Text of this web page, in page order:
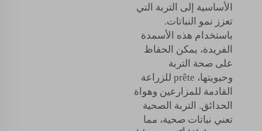
الأساسية إلى التربة التي
تعزز نمو النباتات.
باستخدام هذه الأسمدة
الفريدة، يمكن الحفاظ
على صحة التربة
وحيويتها، prête للزراعة
القادمة للمزارعين وهواة
الحدائق. التربة الصحية
تعني نباتات صحية، مما